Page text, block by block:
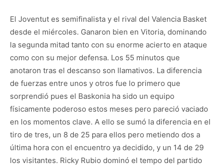
El Joventut es semifinalista y el rival del Valencia Basket
desde el miércoles. Ganaron bien en Vitoria, dominando
la segunda mitad tanto con su enorme acierto en ataque
como con su mejor defensa. Los 55 minutos que
anotaron tras el descanso son llamativos. La diferencia
de fuerzas entre unos y otros fue lo primero que
sorprendió pues el Baskonia ha sido un equipo
físicamente poderoso estos meses pero pareció vaciado
en los momentos clave. A ello se sumó la diferencia en el
tiro de tres, un 8 de 25 para ellos pero metiendo dos a
última hora con el encuentro ya decidido, y un 14 de 29
los visitantes. Ricky Rubio dominó el tempo del partido